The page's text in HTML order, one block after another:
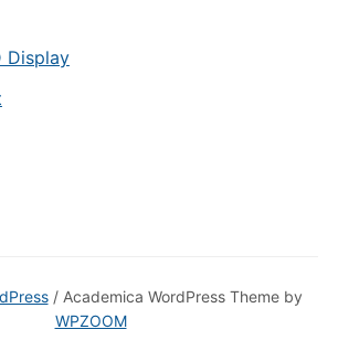
Display
/ Academica WordPress Theme by
WPZOOM